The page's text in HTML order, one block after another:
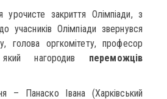
урочисте закриття Олімпіади, з
учасників Олімпіади звернувся
голова оргкомітету, професор
нагородив переможців
– Панаско Івана (Харківський